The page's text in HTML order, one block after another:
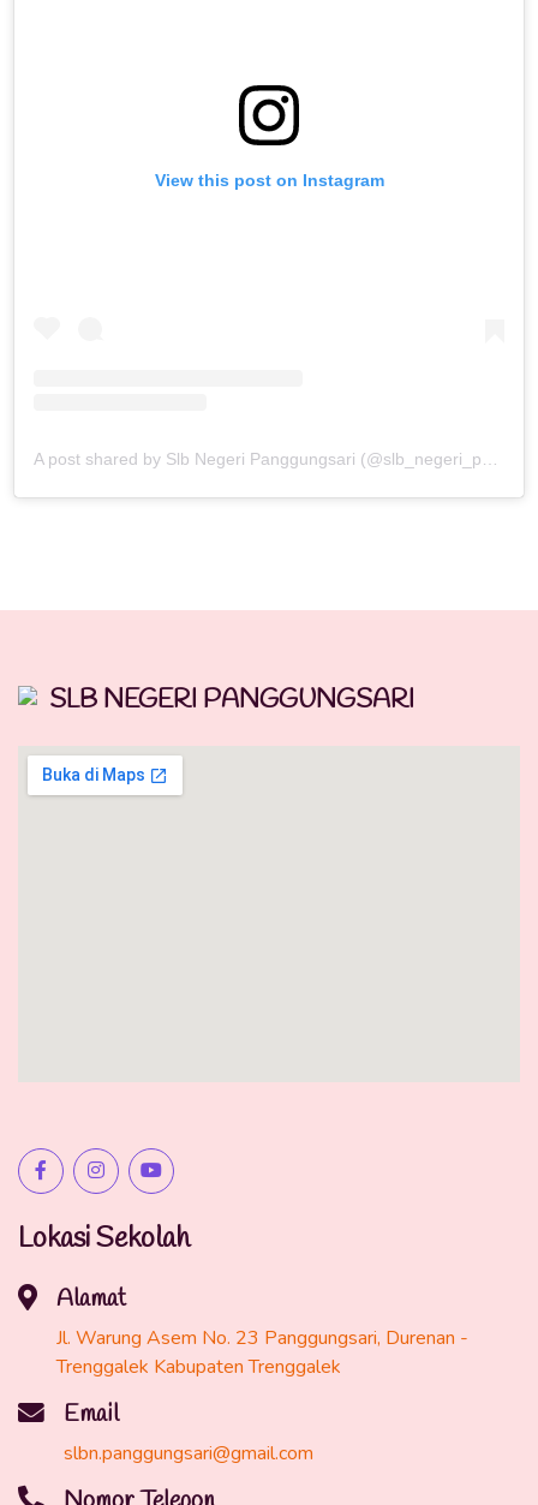
View this post on Instagram
A post shared by Slb Negeri Panggungsari (@slb_negeri_panggungsari)
SLB NEGERI PANGGUNGSARI
Lokasi Sekolah
Alamat
Jl. Warung Asem No. 23 Panggungsari, Durenan -
Trenggalek Kabupaten Trenggalek
Email
slbn.panggungsari@gmail.com